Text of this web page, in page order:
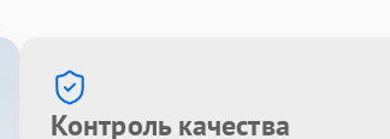
Контроль качества